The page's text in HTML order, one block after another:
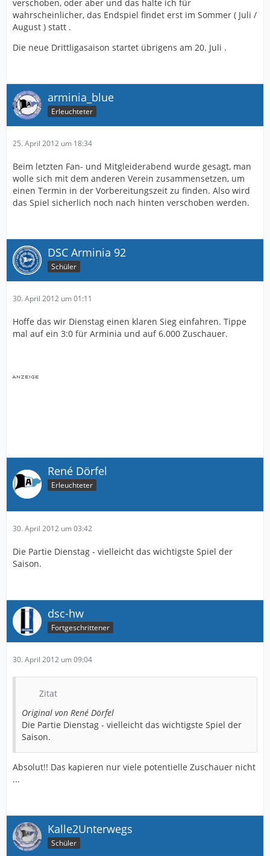
verschoben, oder aber und das halte ich für
wahrscheinlicher, das Endspiel findet erst im Sommer ( Juli /
August ) statt .
Die neue Drittligasaison startet übrigens am 20. Juli .
arminia_blue
Erleuchteter
25. April 2012 um 18:34
Beim letzten Fan- und Mitgleiderabend wurde gesagt, man
wolle sich mit dem anderen Verein zusammensetzen, um
einen Termin in der Vorbereitungszeit zu finden. Also wird
das Spiel sicherlich noch nach hinten verschoben werden.
DSC Arminia 92
Schüler
30. April 2012 um 01:11
Hoffe das wir Dienstag einen klaren Sieg einfahren. Tippe
mal auf ein 3:0 für Arminia und auf 6.000 Zuschauer.
René Dörfel
Erleuchteter
30. April 2012 um 03:42
Die Partie Dienstag - vielleicht das wichtigste Spiel der
Saison.
dsc-hw
Fortgeschrittener
30. April 2012 um 09:04
Zitat
Original von René Dörfel
Die Partie Dienstag - vielleicht das wichtigste Spiel der
Saison.
Absolut!! Das kapieren nur viele potentielle Zuschauer nicht
...
Kalle2Unterwegs
Schüler